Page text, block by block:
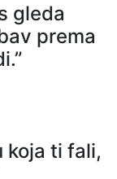
gleda
prema
koja ti fali,